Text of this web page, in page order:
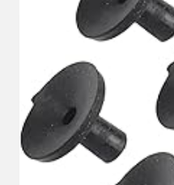
STARKES
VAKUUM-